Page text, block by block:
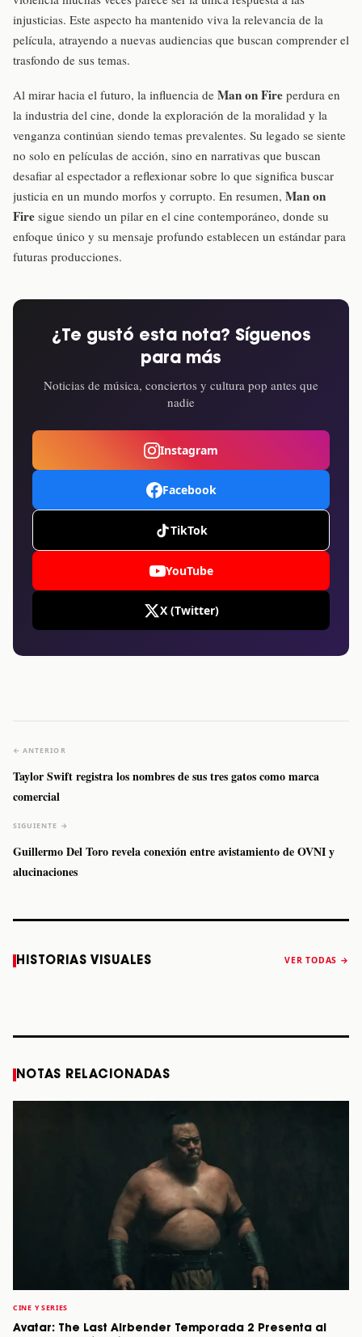
injusticias. Este aspecto ha mantenido viva la relevancia de la
película, atrayendo a nuevas audiencias que buscan comprender el
trasfondo de sus temas.
Al mirar hacia el futuro, la influencia de Man on Fire perdura en
la industria del cine, donde la exploración de la moralidad y la
venganza continúan siendo temas prevalentes. Su legado se siente
no solo en películas de acción, sino en narrativas que buscan
desafiar al espectador a reflexionar sobre lo que significa buscar
justicia en un mundo morfos y corrupto. En resumen, Man on
Fire sigue siendo un pilar en el cine contemporáneo, donde su
enfoque único y su mensaje profundo establecen un estándar para
futuras producciones.
¿Te gustó esta nota? Síguenos
para más
Noticias de música, conciertos y cultura pop antes que
nadie
Instagram
Facebook
TikTok
YouTube
X (Twitter)
← ANTERIOR
Taylor Swift registra los nombres de sus tres gatos como marca
comercial
SIGUIENTE →
Guillermo Del Toro revela conexión entre avistamiento de OVNI y
alucinaciones
HISTORIAS VISUALES VER TODAS →
a Monterrey el
Staiti, guitarrista
anuncia “Reality
NOTAS RELACIONADAS
CINE Y SERIES
Avatar: The Last Airbender Temporada 2 Presenta al